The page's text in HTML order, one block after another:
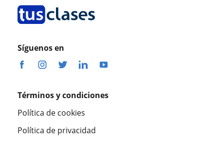
Síguenos en
Términos y condiciones
Política de cookies
Política de privacidad